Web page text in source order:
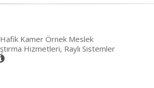
Hafik Kamer Örnek Meslek
Hizmetleri, Raylı Sistemler